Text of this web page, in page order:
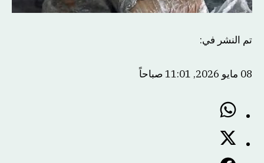
تم النشر في:
08 مايو 2026, 11:01 صباحاً